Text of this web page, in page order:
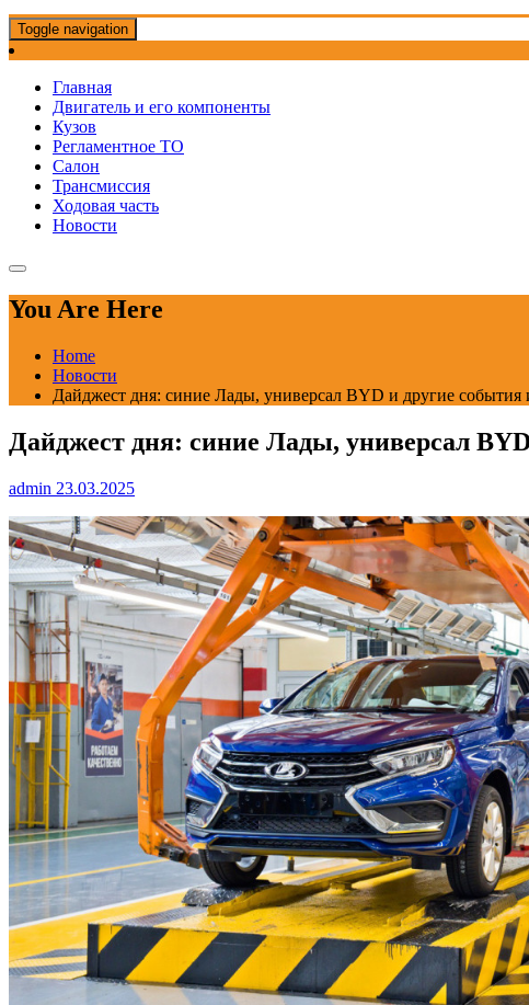
Toggle navigation
Главная
Двигатель и его компоненты
Кузов
Регламентное ТО
Салон
Трансмиссия
Ходовая часть
Новости
You Are Here
Home
Новости
Дайджест дня: синие Лады, универсал BYD и другие события
Дайджест дня: синие Лады, универсал
admin 23.03.2025